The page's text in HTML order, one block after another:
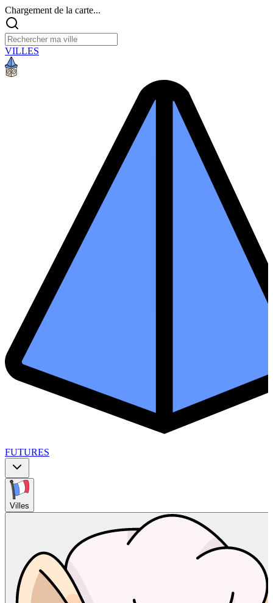
Chargement de la carte...
VILLES
FUTURES
Villes